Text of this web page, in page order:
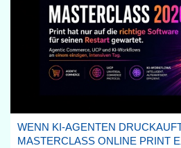
WENN KI-AGENTEN
MASTERCLASS ONLINE PRINT